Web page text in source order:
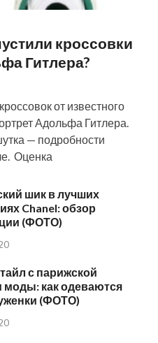
кроссовки
Гитлера?
от известного
Адольфа Гитлера.
— подробности
Оценка
шик в лучших
Chanel: обзор
(ФОТО)
с парижской
моды: как одеваются
(ФОТО)